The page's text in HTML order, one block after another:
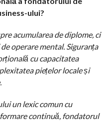
ului?
acumularea de diplome, ci
operare mental. Siguranța
cu capacitatea
piețelor locale și
un lexic comun cu
continuă, fondatorul